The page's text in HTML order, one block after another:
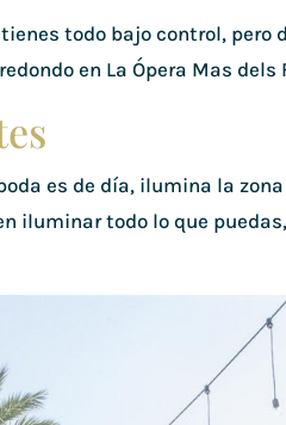
todo bajo control, pero
en La Ópera Mas dels
es de día, ilumina la
iluminar todo lo que